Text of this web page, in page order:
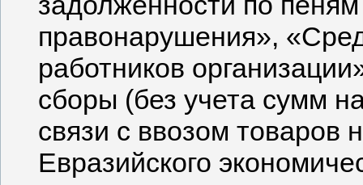
правонарушения»,
работников
сборы (без учета сумм
связи с ввозом
Евразийского